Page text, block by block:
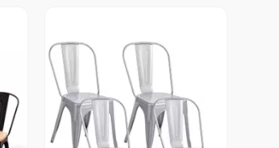
Vista Previa